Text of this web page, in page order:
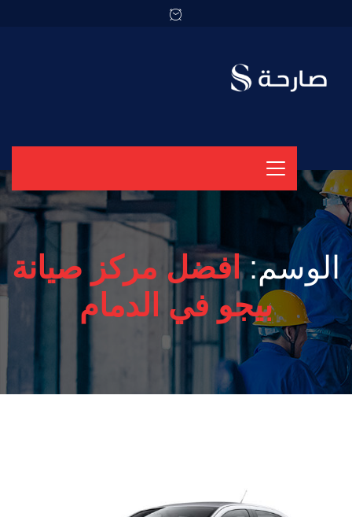
الوسم:افضل مركز صيانة
بيجو في الدمام